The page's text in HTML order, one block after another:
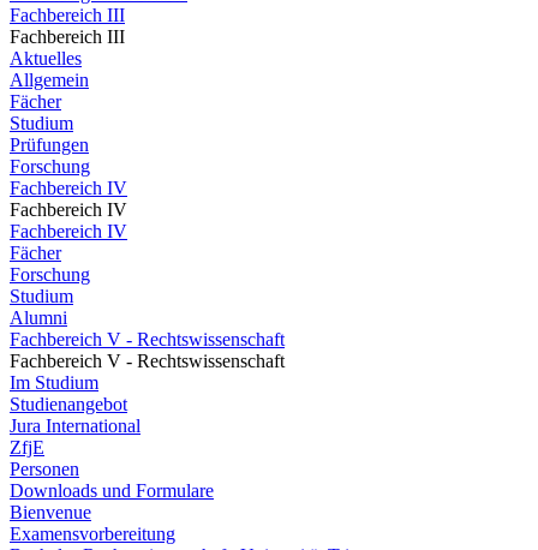
Fachbereich III
Fachbereich III
Aktuelles
Allgemein
Fächer
Studium
Prüfungen
Forschung
Fachbereich IV
Fachbereich IV
Fachbereich IV
Fächer
Forschung
Studium
Alumni
Fachbereich V - Rechtswissenschaft
Fachbereich V - Rechtswissenschaft
Im Studium
Studienangebot
Jura International
ZfjE
Personen
Downloads und Formulare
Bienvenue
Examensvorbereitung